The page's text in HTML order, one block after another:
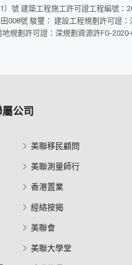
號 建築工程施工許可證工程編號：
008號 駿璽： 建設工程規劃許可證
規劃許可證：深規劃資源許FG-
公司
美聯移民顧問
美聯測量師行
香港置業
經絡按揭
美聯會
美聯大學堂